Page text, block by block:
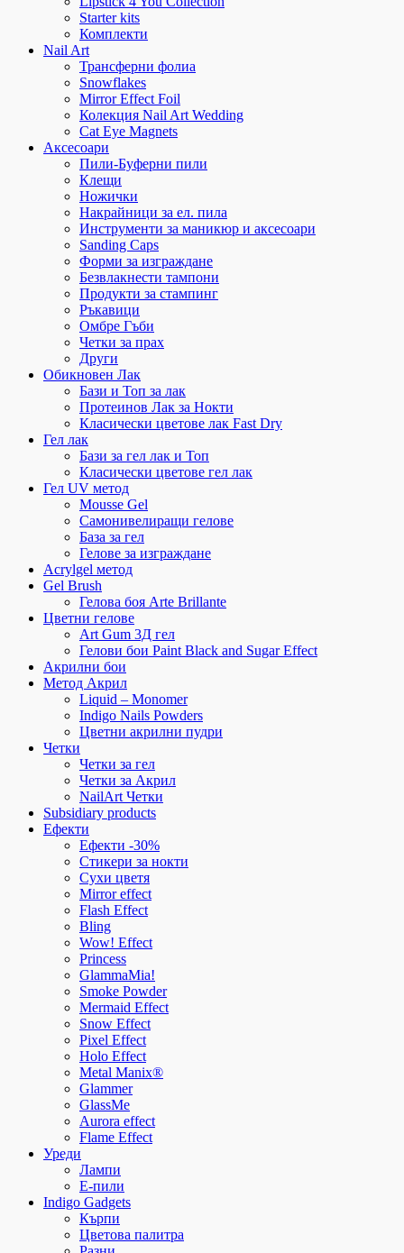
Starter kits
Комплекти
Nail Art
Трансферни фолиа
Snowflakes
Mirror Effect Foil
Колекция Nail Art Wedding
Cat Eye Magnets
Аксесоари
Пили-Буферни пили
Клещи
Ножички
Накрайници за ел. пила
Инструменти за маникюр и аксесоари
Sanding Caps
Форми за изграждане
Безвлакнести тампони
Продукти за стампинг
Ръкавици
Омбре Гъби
Четки за прах
Други
Обикновен Лак
Бази и Топ за лак
Протеинов Лак за Нокти
Класически цветове лак Fast Dry
Гел лак
Бази за гел лак и Топ
Класически цветове гел лак
Гел UV метод
Mousse Gel
Самонивелиращи гелове
База за гел
Гелове за изграждане
Acrylgel метод
Gel Brush
Гелова боя Arte Brillante
Цветни гелове
Art Gum 3Д гел
Гелови бои Paint Black and Sugar Effect
Акрилни бои
Метод Акрил
Liquid – Monomer
Indigo Nails Powders
Цветни акрилни пудри
Четки
Четки за гел
Четки за Акрил
NailArt Четки
Subsidiary products
Ефекти
Ефекти -30%
Стикери за нокти
Сухи цветя
Mirror effect
Flash Effect
Bling
Wow! Effect
Princess
GlammaMia!
Smoke Powder
Mermaid Effect
Snow Effect
Pixel Effect
Holo Effect
Metal Manix®
Glammer
GlassMe
Aurora effect
Flame Effect
Уреди
Лампи
E-пили
Indigo Gadgets
Кърпи
Цветова палитра